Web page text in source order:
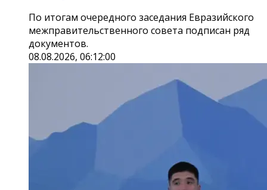
По итогам очередного заседания Евразийского
межправительственного совета подписан ряд
документов.
08.08.2026, 06:12:00